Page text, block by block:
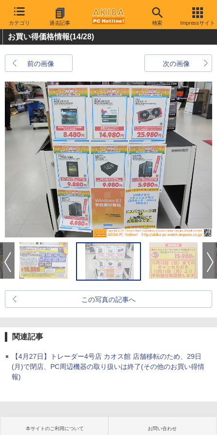
カテゴリ 過去記事 検索 Impressサイト
お買い得価格情報(14/28)
前の画像 次の画像
この写真の記事へ
関連記事
【4月27日】トレーダー4号店 カオス館 店舗移転のため、29日
(月)で閉店、PC周辺機器の取り扱いは終了(その他のお買い得情
報)
本サイトのご利用について お問い合わせ